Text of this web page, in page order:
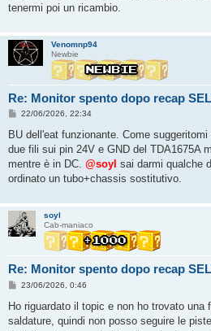
tenermi poi un ricambio.
Venomnp94
Newbie
Re: Monitor spento dopo recap
M
s
a
g
i
22/06/2026, 22:34
BU dell'eat funzionante. Come suggeritomi
due fili sui pin 24V e GND del TDA1675A
mentre è in DC. @soyl sai darmi qualche
ordinato un tubo+chassis sostitutivo.
soyl
Cab-maniaco
Re: Monitor spento dopo recap
M
s
a
23/06/2026, 0:46
Ho riguardato il topic e non ho trovato una
saldature, quindi non posso seguire le